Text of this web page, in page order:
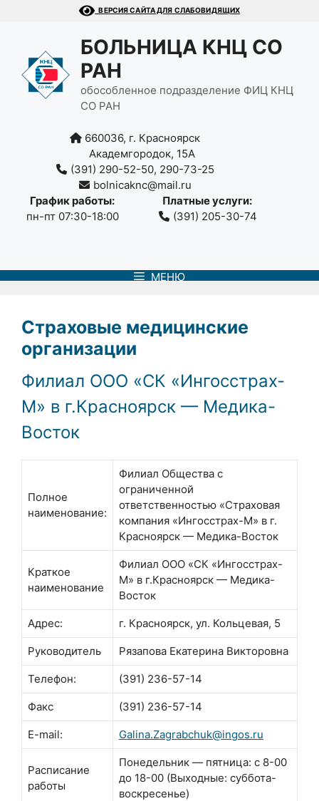
ВЕРСИЯ САЙТА ДЛЯ СЛАБОВИДЯЩИХ
БОЛЬНИЦА КНЦ СО
РАН
обособленное подразделение ФИЦ КНЦ
СО РАН
660036, г. Красноярск
Академгородок, 15А
(391) 290-52-50, 290-73-25
bolnicaknc@mail.ru
График работы:
пн-пт 07:30-18:00
Платные услуги:
(391) 205-30-74
МЕНЮ
Страховые медицинские
организации
Филиал ООО «СК «Ингосстрах-
М» в г.Красноярск — Медика-
Восток
Полное
наименование:
Филиал Общества с
ограниченной
ответственностью «Страховая
компания «Ингосстрах-М» в г.
Красноярск — Медика-Восток
Краткое
наименование
Филиал ООО «СК «Ингосстрах-
М» в г.Красноярск — Медика-
Восток
Адрес: г. Красноярск, ул. Кольцевая, 5
Руководитель Рязапова Екатерина Викторовна
Телефон: (391) 236-57-14
Факс (391) 236-57-14
E-mail: Galina.Zagrabchuk@ingos.ru
Расписание
работы
Понедельник — пятница: с 8-00
до 18-00 (Выходные: суббота-
воскресенье)